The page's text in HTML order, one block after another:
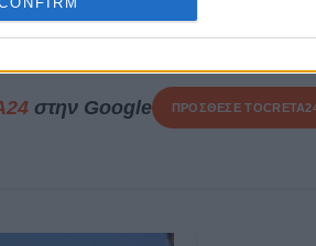
στην Google ΠΡΟΣΘΕΣΕ ΤΟ